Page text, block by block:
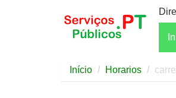
Início Horarios